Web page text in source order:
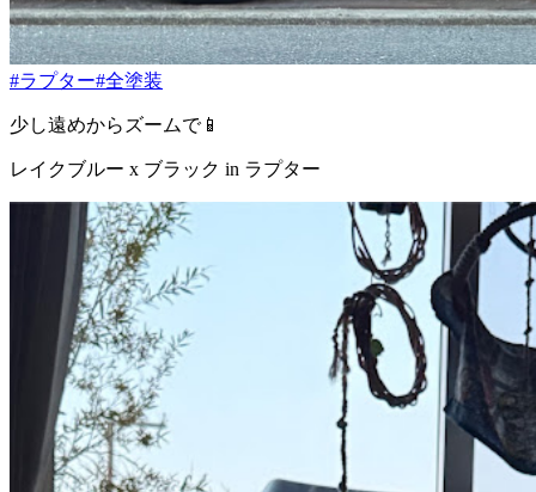
#ラプター#全塗装
少し遠めからズームで📱
レイクブルー x ブラック in ラプター